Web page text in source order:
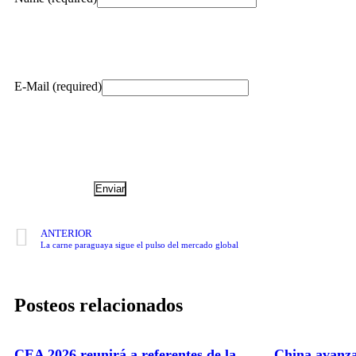
E-Mail (required)
ANTERIOR
La carne paraguaya sigue el pulso del mercado global
Posteos relacionados